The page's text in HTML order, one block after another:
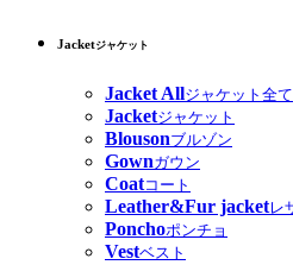
Jacketジャケット
Jacket Allジャケット全て
Jacketジャケット
Blousonブルゾン
Gownガウン
Coatコート
Leather&Fur jacketレ
Ponchoポンチョ
Vestベスト